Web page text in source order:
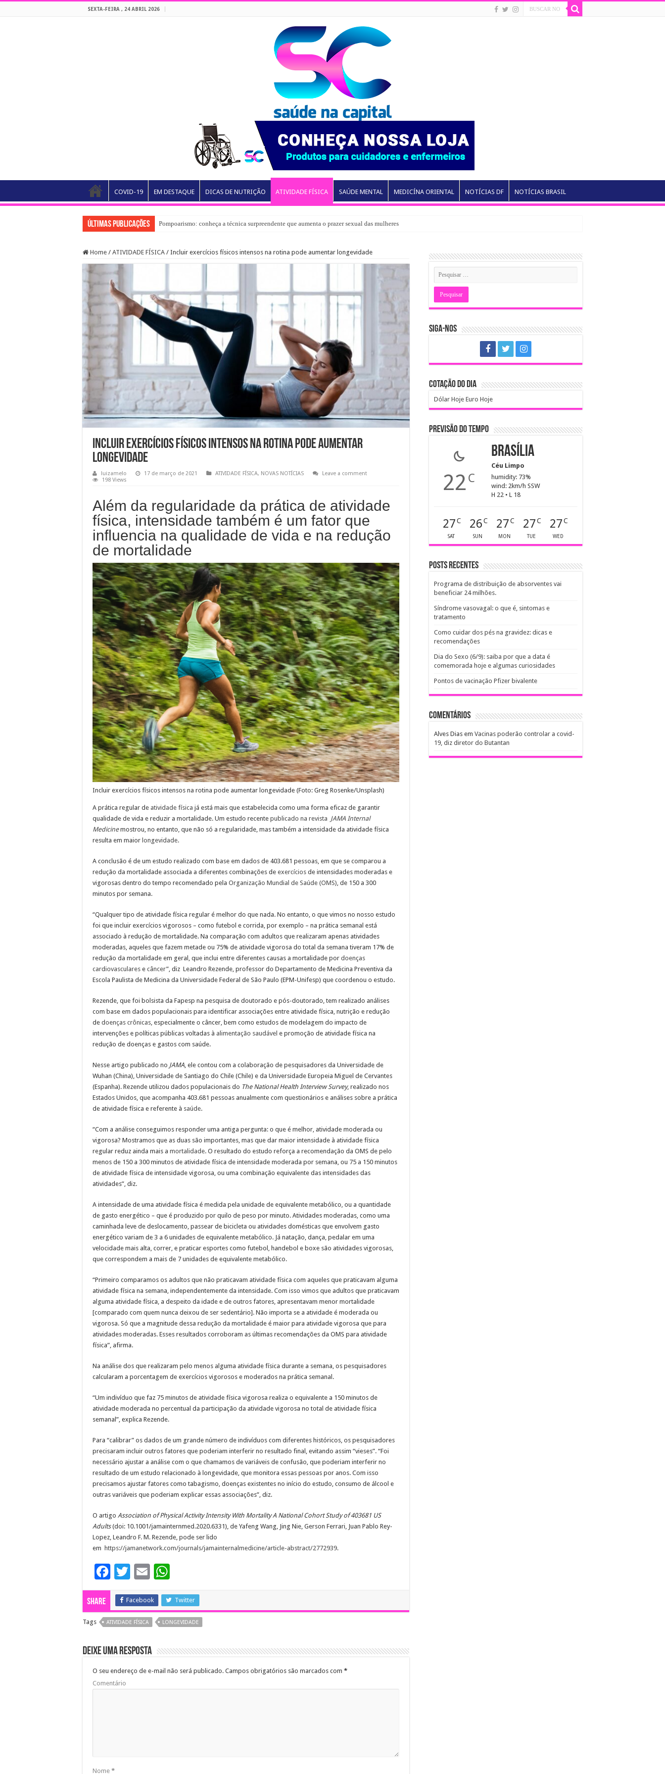
SEXTA-FEIRA , 24 ABRIL 2026
COVID-19 EM DESTAQUE DICAS DE NUTRIÇÃO ATIVIDADE FÍSICA SAÚDE MENTAL MEDICÍNA ORIENTAL NOTÍCIAS DF NOTÍCIAS BRASIL
ÚLTIMAS PUBLICAÇÕES Pompoarismo: conheça a técnica surpreendente que aumenta o prazer sexual das mulheres
Método simples pode salvar vidas ao diminuir níveis de álcool no sangue
Home / ATIVIDADE FÍSICA / Incluir exercícios físicos intensos na rotina pode aumentar longevidade
Incluir exercícios físicos intensos na rotina pode aumentar
longevidade
luizamelo 17 de março de 2021 ATIVIDADE FÍSICA, NOVAS NOTÍCIAS
Leave a comment
198 Views
Além da regularidade da prática de atividade
física, intensidade também é um fator que
influencia na qualidade de vida e na redução
de mortalidade
Incluir exercícios físicos intensos na rotina pode aumentar longevidade (Foto: Greg Rosenke/Unsplash)
A prática regular de atividade física já está mais que estabelecida como uma forma eficaz de garantir
qualidade de vida e reduzir a mortalidade. Um estudo recente publicado na revista JAMA Internal
Medicinemostrou, no entanto, que não só a regularidade, mas também a intensidade da atividade física
resulta em maior longevidade.
A conclusão é de um estudo realizado com base em dados de 403.681 pessoas, em que se comparou a
redução da mortalidade associada a diferentes combinações de exercícios de intensidades moderadas e
vigorosas dentro do tempo recomendado pela Organização Mundial de Saúde (OMS), de 150 a 300
minutos por semana.
“Qualquer tipo de atividade física regular é melhor do que nada. No entanto, o que vimos no nosso estudo
foi que incluir exercícios vigorosos – como futebol e corrida, por exemplo – na prática semanal está
associado à redução de mortalidade. Na comparação com adultos que realizaram apenas atividades
moderadas, aqueles que fazem metade ou 75% de atividade vigorosa do total da semana tiveram 17% de
redução da mortalidade em geral, que inclui entre diferentes causas a mortalidade por doenças
cardiovasculares e câncer”, diz Leandro Rezende, professor do Departamento de Medicina Preventiva da
Escola Paulista de Medicina da Universidade Federal de São Paulo (EPM-Unifesp) que coordenou o estudo.
Rezende, que foi bolsista da Fapesp na pesquisa de doutorado e pós-doutorado, tem realizado análises
com base em dados populacionais para identificar associações entre atividade física, nutrição e redução
de doenças crônicas, especialmente o câncer, bem como estudos de modelagem do impacto de
intervenções e políticas públicas voltadas à alimentação saudável e promoção de atividade física na
redução de doenças e gastos com saúde.
Nesse artigo publicado no JAMA, ele contou com a colaboração de pesquisadores da Universidade de
Wuhan (China), Universidade de Santiago do Chile (Chile) e da Universidade Europeia Miguel de Cervantes
(Espanha). Rezende utilizou dados populacionais do The National Health Interview Survey, realizado nos
Estados Unidos, que acompanha 403.681 pessoas anualmente com questionários e análises sobre a prática
de atividade física e referente à saúde.
“Com a análise conseguimos responder uma antiga pergunta: o que é melhor, atividade moderada ou
vigorosa? Mostramos que as duas são importantes, mas que dar maior intensidade à atividade física
regular reduz ainda mais a mortalidade. O resultado do estudo reforça a recomendação da OMS de pelo
menos de 150 a 300 minutos de atividade física de intensidade moderada por semana, ou 75 a 150 minutos
de atividade física de intensidade vigorosa, ou uma combinação equivalente das intensidades das
atividades”, diz.
A intensidade de uma atividade física é medida pela unidade de equivalente metabólico, ou a quantidade
de gasto energético – que é produzido por quilo de peso por minuto. Atividades moderadas, como uma
caminhada leve de deslocamento, passear de bicicleta ou atividades domésticas que envolvem gasto
energético variam de 3 a 6 unidades de equivalente metabólico. Já natação, dança, pedalar em uma
velocidade mais alta, correr, e praticar esportes como futebol, handebol e boxe são atividades vigorosas,
que correspondem a mais de 7 unidades de equivalente metabólico.
“Primeiro comparamos os adultos que não praticavam atividade física com aqueles que praticavam alguma
atividade física na semana, independentemente da intensidade. Com isso vimos que adultos que praticavam
alguma atividade física, a despeito da idade e de outros fatores, apresentavam menor mortalidade
[comparado com quem nunca deixou de ser sedentário]. Não importa se a atividade é moderada ou
vigorosa. Só que a magnitude dessa redução da mortalidade é maior para atividade vigorosa que para
atividades moderadas. Esses resultados corroboram as últimas recomendações da OMS para atividade
física”, afirma.
Na análise dos que realizaram pelo menos alguma atividade física durante a semana, os pesquisadores
calcularam a porcentagem de exercícios vigorosos e moderados na prática semanal.
“Um indivíduo que faz 75 minutos de atividade física vigorosa realiza o equivalente a 150 minutos de
atividade moderada no percentual da participação da atividade vigorosa no total de atividade física
semanal”, explica Rezende.
Para “calibrar” os dados de um grande número de indivíduos com diferentes históricos, os pesquisadores
precisaram incluir outros fatores que poderiam interferir no resultado final, evitando assim “vieses”. “Foi
necessário ajustar a análise com o que chamamos de variáveis de confusão, que poderiam interferir no
resultado de um estudo relacionado à longevidade, que monitora essas pessoas por anos. Com isso
precisamos ajustar fatores como tabagismo, doenças existentes no início do estudo, consumo de álcool e
outras variáveis que poderiam explicar essas associações”, diz.
O artigo Association of Physical Activity Intensity With Mortality A National Cohort Study of 403681 US
Adults(doi: 10.1001/jamainternmed.2020.6331), de Yafeng Wang, Jing Nie, Gerson Ferrari, Juan Pablo Rey-
Lopez, Leandro F. M. Rezende, pode ser lido
em https://jamanetwork.com/journals/jamainternalmedicine/article-abstract/2772939.
F
e
b
o
k
T
tt
er
E
ai
l
at
sA
p
Share Facebook Twitter
Tags ATIVIDADE FÍSICA LONGEVIDADE
Deixe uma resposta
O seu endereço de e-mail não será publicado. Campos obrigatórios são marcados com *
Comentário
Nome *
SIGA-NOS
COTAÇÃO DO DIA
Dólar Hoje Euro Hoje
PREVISÃO DO TEMPO
22 C
Brasília
Céu Limpo
humidity: 73%
wind: 2km/h SSW
H 22 • L 18
27 C
SAT
26 C
SUN
27 C
MON
27 C
TUE
27 C
WED
Posts recentes
Programa de distribuição de absorventes vai
beneficiar 24 milhões.
Síndrome vasovagal: o que é, sintomas e
tratamento
Como cuidar dos pés na gravidez: dicas e
recomendações
Dia do Sexo (6/9): saiba por que a data é
comemorada hoje e algumas curiosidades
Pontos de vacinação Pfizer bivalente
Comentários
Alves Dias em Vacinas poderão controlar a covid-
19, diz diretor do Butantan